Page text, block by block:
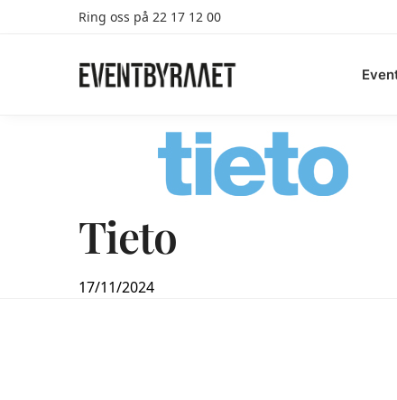
Ring oss på 22 17 12 00
Search
Tieto
17/11/2024